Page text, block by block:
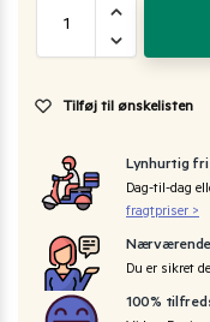
Tilføj til ønskelisten
Lynhurtig
Dag-til-dag
fragtpriser >
Du er sikret
100%